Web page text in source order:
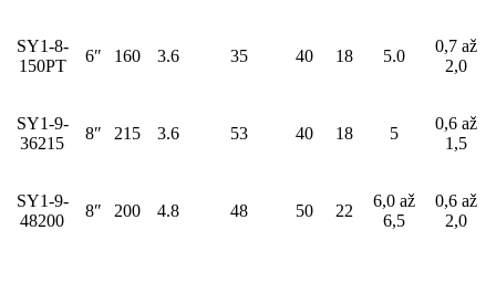
SY1-8-
150PT
6″ 160 3.6 35 40 18 5.0
0,7 až
2,0
SY1-9-
36215
8″ 215 3.6 53 40 18 5
0,6 až
1,5
SY1-9-
48200
8″ 200 4.8 48 50 22
6,0 až
6,5
0,6 až
2,0